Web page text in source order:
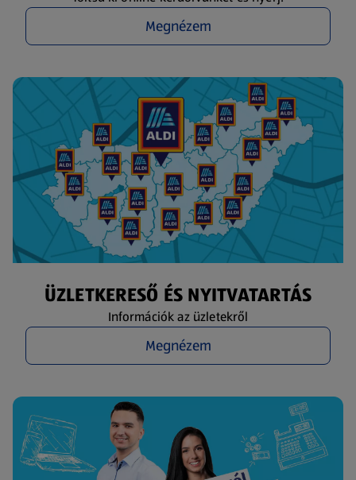
Megnézem
ÜZLETKERESŐ ÉS NYITVATARTÁS
Információk az üzletekről
Megnézem